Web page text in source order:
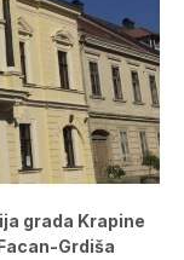
grada Krapine
Grdiša